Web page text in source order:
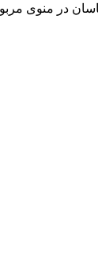
در منوی